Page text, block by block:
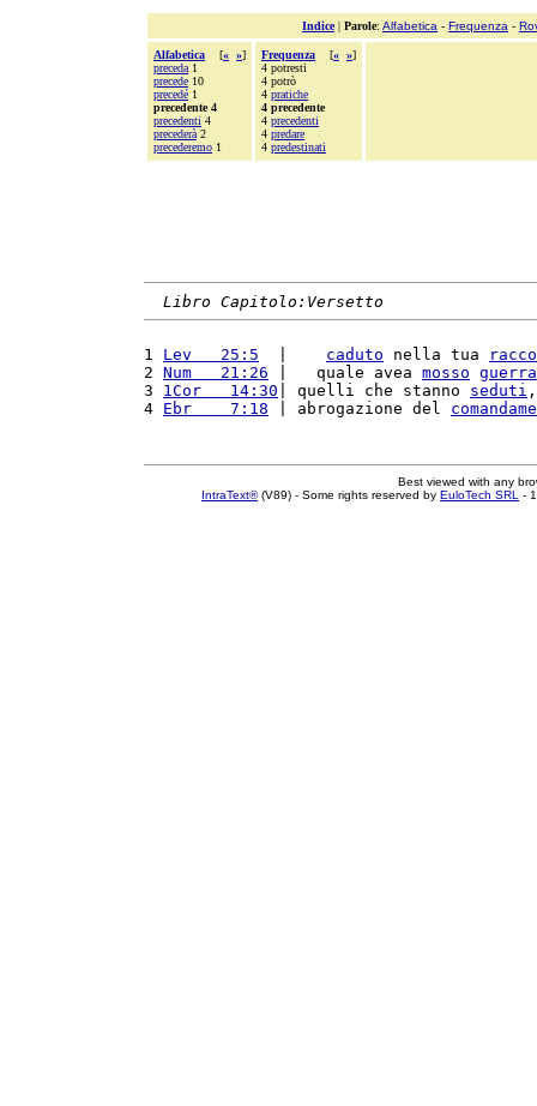
Indice| Parole: Alfabetica - Frequenza -
Alfabetica [« »]
preceda 1
precede 10
precedé 1
precedente 4
precedenti 4
precederà 2
precederemo 1
Frequenza [« »]
4 potresti
4 potrò
4 pratiche
4 precedente
4 precedenti
4 predare
4 predestinati
Libro Capitolo:Versetto
1 Lev   25:5 caduto nella tua
2 Num   21:26 |   quale avea mosso guerra
3 1Cor   14:30 | quelli che stanno seduti
4 Ebr    7:18 | abrogazione del
Best viewed with any
IntraText®(V89) - Some rights reserved by EuloTech SRL -